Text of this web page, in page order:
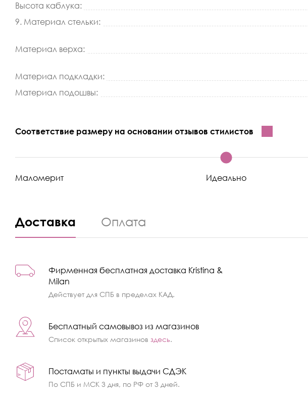
Высота каблука:
9. Материал стельки:
Материал верха:
Материал подкладки:
Материал подошвы:
Соответствие размеру на основании отзывов стилистов
Маломерит Идеально
Доставка Оплата
Фирменная бесплатная доставка Kristina &
Milan
Действует для СПБ в пределах КАД.
Бесплатный самовывоз из магазинов
Список открытых магазиновздесь.
Постаматы и пункты выдачи СДЭК
По СПБ и МСК 3 дня, по РФ от 3 дней.